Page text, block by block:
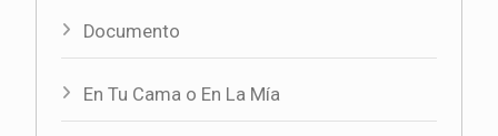
Documento
En Tu Cama o En La Mía